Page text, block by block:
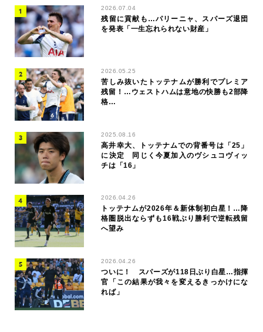
2026.07.04
残留に貢献も…パリーニャ、スパーズ退団
を発表「一生忘れられない財産」
2026.05.25
苦しみ抜いたトッテナムが勝利でプレミア
残留！…ウェストハムは意地の快勝も2部降
格…
2025.08.16
高井幸大、トッテナムでの背番号は「25」
に決定 同じく今夏加入のヴシュコヴィッ
チは「16」
2026.04.26
トッテナムが2026年＆新体制初白星！…降
格圏脱出ならずも16戦ぶり勝利で逆転残留
へ望み
2026.04.26
ついに！ スパーズが118日ぶり白星…指揮
官「この結果が我々を変えるきっかけにな
れば」